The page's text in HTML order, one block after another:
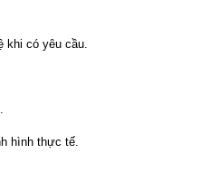
khi có yêu cầu.
hình thực tế.